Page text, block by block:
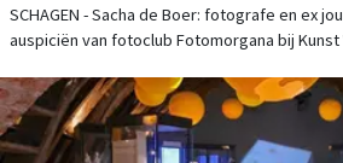
SCHAGEN - Sacha de Boer: fotografe en ex
auspiciën van fotoclub Fotomorgana bij Kunst